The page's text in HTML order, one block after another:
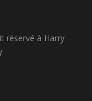
réservé à Harry